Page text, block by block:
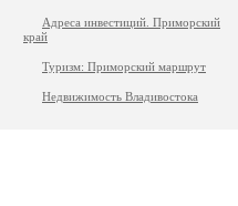
Адреса инвестиций. Приморский
край
Туризм: Приморский маршрут
Недвижимость Владивостока